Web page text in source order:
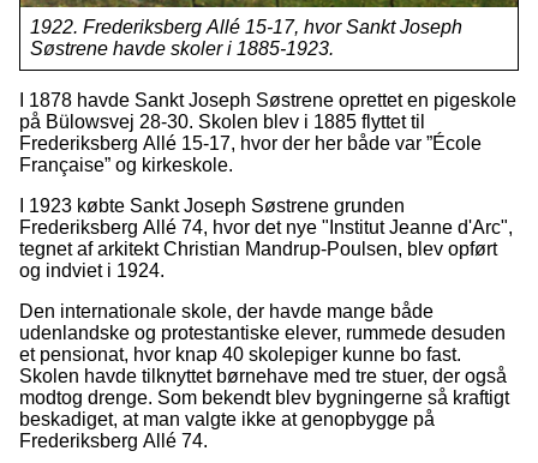
1922. Frederiksberg Allé 15-17, hvor Sankt Joseph
Søstrene havde skoler i 1885-1923.
I 1878 havde Sankt Joseph Søstrene oprettet en pigeskole
på Bülowsvej 28-30. Skolen blev i 1885 flyttet til
Frederiksberg Allé 15-17, hvor der her både var ”École
Française” og kirkeskole.
I 1923 købte Sankt Joseph Søstrene grunden
Frederiksberg Allé 74, hvor det nye "Institut Jeanne d'Arc",
tegnet af arkitekt Christian Mandrup-Poulsen, blev opført
og indviet i 1924.
Den internationale skole, der havde mange både
udenlandske og protestantiske elever, rummede desuden
et pensionat, hvor knap 40 skolepiger kunne bo fast.
Skolen havde tilknyttet børnehave med tre stuer, der også
modtog drenge. Som bekendt blev bygningerne så kraftigt
beskadiget, at man valgte ikke at genopbygge på
Frederiksberg Allé 74.